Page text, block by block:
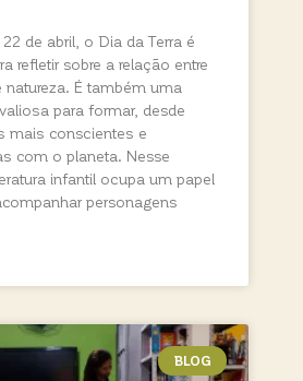
de abril, o Dia da Terra é
refletir sobre a relação entre
natureza. É também uma
para formar, desde
mais conscientes e
com o planeta. Nesse
infantil ocupa um papel
personagens
BLOG